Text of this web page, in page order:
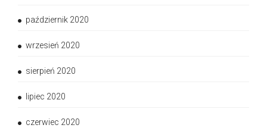
październik 2020
wrzesień 2020
sierpień 2020
lipiec 2020
czerwiec 2020